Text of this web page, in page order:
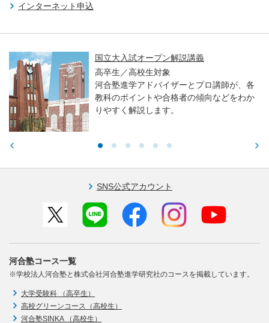
インターネット申込
国立大入試オープン解説講義
高卒生／高校生対象
河合塾進学アドバイザーとプロ講師が、各
教科のポイントや合格者の傾向などをわか
りやすく解説します。
SNS公式アカウント
河合塾コース一覧
※学校法人河合塾と株式会社河合塾進学研究社のコースを掲載しています。
大学受験科 （高卒生）
高校グリーンコース（高校生）
河合塾SINKA （高校生）